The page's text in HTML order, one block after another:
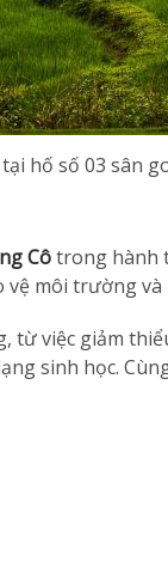
hố số 03 sân
Côtrong hành
môi trường
việc giảm
sinh học.